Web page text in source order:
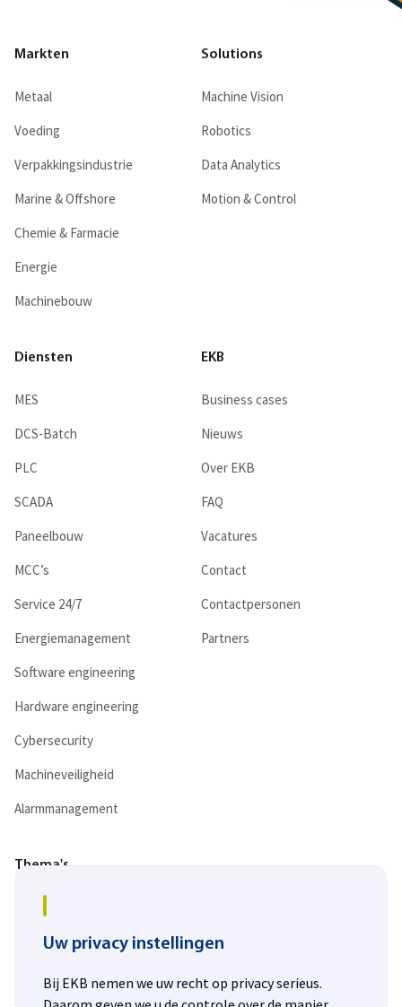
Markten
Metaal
Voeding
Verpakkingsindustrie
Marine & Offshore
Chemie & Farmacie
Energie
Machinebouw
Solutions
Machine Vision
Robotics
Data Analytics
Motion & Control
Diensten
MES
DCS-Batch
PLC
SCADA
Paneelbouw
MCC’s
Service 24/7
Energiemanagement
Software engineering
Hardware engineering
Cybersecurity
Machineveiligheid
Alarmmanagement
EKB
Business cases
Nieuws
Over EKB
FAQ
Vacatures
Contact
Contactpersonen
Partners
Thema's
Duurzaamheid
Energietransitie
Uw privacy instellingen
Bij EKB nemen we uw recht op privacy serieus.